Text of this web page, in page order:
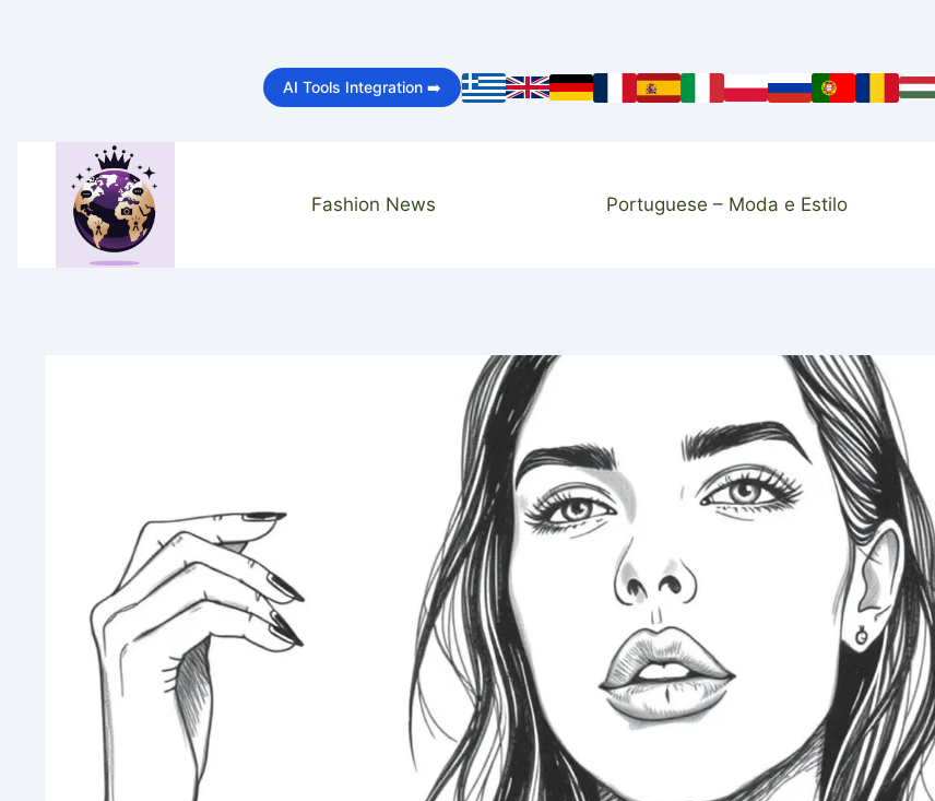
AI Tools Integration ➡️
Fashion News Portuguese – Moda e Estilo